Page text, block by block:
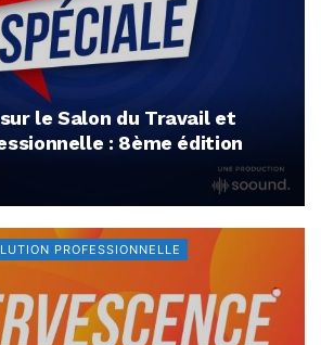
le Salon du Travail et
: 8ème édition
PROFESSIONNELLE